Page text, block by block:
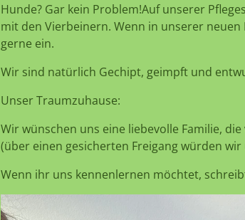
Hunde? Gar kein Problem!Auf unserer
mit den Vierbeinern. Wenn in unserer
gerne ein.
Wir sind natürlich Gechipt, geimpft und
Unser Traumzuhause:
Wir wünschen uns eine liebevolle Familie,
(über einen gesicherten Freigang würden
Wenn ihr uns kennenlernen möchtet,